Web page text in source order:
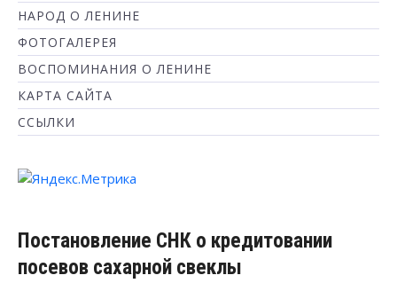
НАРОД О ЛЕНИНЕ
ФОТОГАЛЕРЕЯ
ВОСПОМИНАНИЯ О ЛЕНИНЕ
КАРТА САЙТА
ССЫЛКИ
Постановление СНК о кредитовании
посевов сахарной свеклы